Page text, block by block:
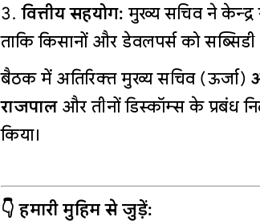
वित्तीय सहयोग: मुख्य सचिव ने
ताकि किसानों और डेवलपर्स को
बैठक में अतिरिक्त मुख्य सचिव (ऊर्जा)
राजपालऔर तीनों डिस्कॉम्स के प्रबंध
किया।
👇 हमारी मुहिम से जुड़ें: